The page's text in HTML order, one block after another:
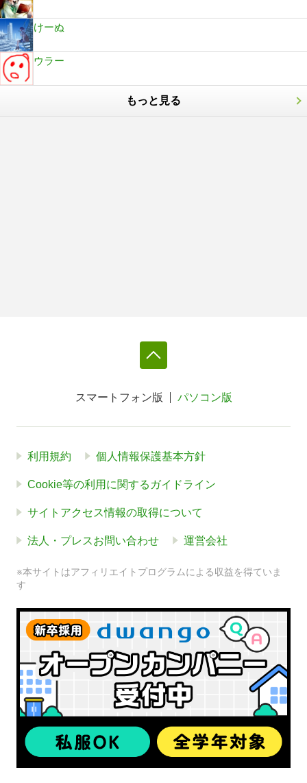
けーぬ
ウラー
もっと見る
スマートフォン版 パソコン版
利用規約 個人情報保護基本方針
Cookie等の利用に関するガイドライン
サイトアクセス情報の取得について
法人・プレスお問い合わせ 運営会社
※本サイトはアフィリエイトプログラムによる収益を得ていま
す